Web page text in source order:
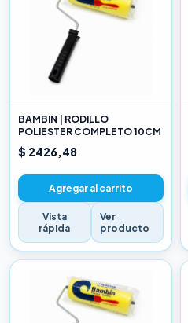
BAMBIN | RODILLO
POLIESTER COMPLETO 10CM
$ 2426,48
Agregar al carrito
Vista
rápida
Ver
producto